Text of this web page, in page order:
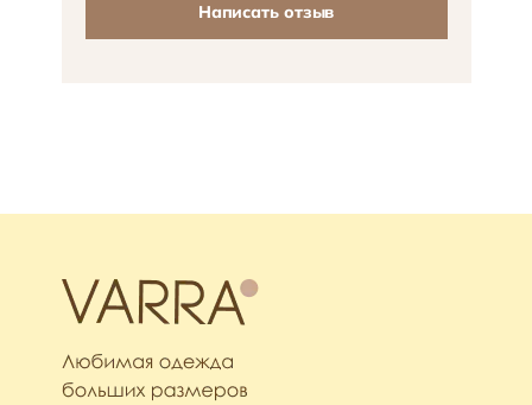
Написать отзыв